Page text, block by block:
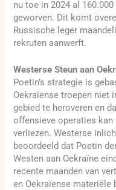
nu toe in 2024 al
geworven. Dit komt
Russische leger
rekruten aanwerft.
Westerse Steun aan
Poetin’s strategie is
Oekraïense troepen niet
gebied te heroveren en
offensieve operaties
verliezen. Westerse
beoordeeld dat Poetin
Westen aan Oekraïne
recente maanden van
en Oekraïense materiële